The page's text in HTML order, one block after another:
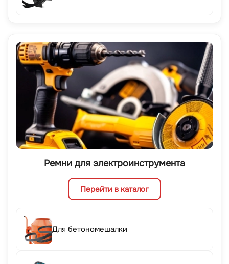
Ремни для электроинструмента
Перейти в каталог
Для бетономешалки